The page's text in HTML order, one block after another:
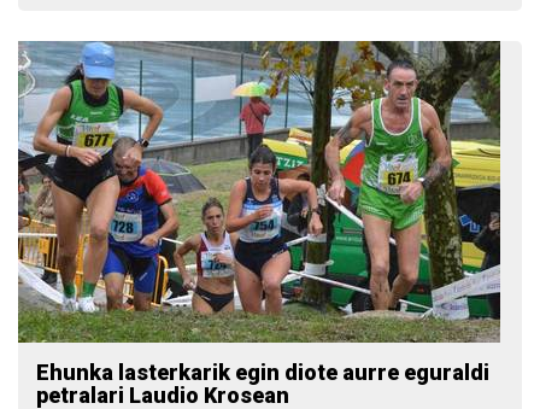
Ehunka lasterkarik egin diote aurre eguraldi
petralari Laudio Krosean